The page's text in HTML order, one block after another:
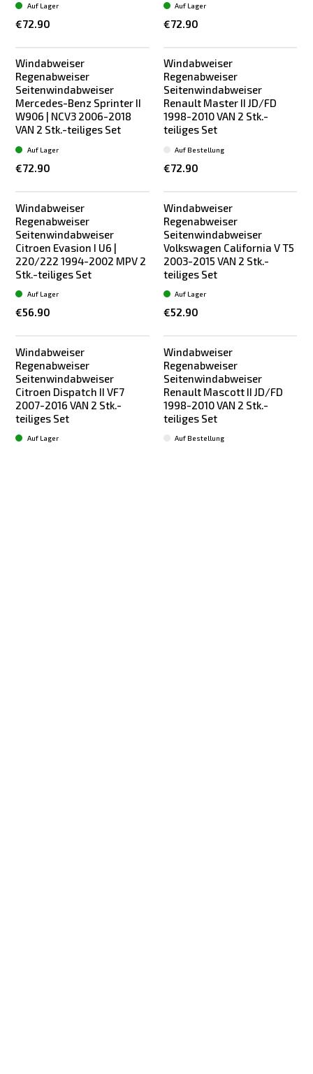
€72.90
Auf Lager
€72.90
Auf Lager
Windabweiser
Regenabweiser
Seitenwindabweiser
Mercedes-Benz Sprinter II
W906 | NCV3 2006-2018
VAN 2 Stk.-teiliges Set
€72.90
Auf Lager
Windabweiser
Regenabweiser
Seitenwindabweiser
Renault Master II JD/FD
1998-2010 VAN 2 Stk.-
teiliges Set
€72.90
Auf Bestellung
Windabweiser
Regenabweiser
Seitenwindabweiser
Citroen Evasion I U6 |
220/222 1994-2002 MPV 2
Stk.-teiliges Set
€56.90
Auf Lager
Windabweiser
Regenabweiser
Seitenwindabweiser
Volkswagen California V T5
2003-2015 VAN 2 Stk.-
teiliges Set
€52.90
Auf Lager
Windabweiser
Regenabweiser
Seitenwindabweiser
Citroen Dispatch II VF7
2007-2016 VAN 2 Stk.-
teiliges Set
Auf Lager
Windabweiser
Regenabweiser
Seitenwindabweiser
Renault Mascott II JD/FD
1998-2010 VAN 2 Stk.-
teiliges Set
Auf Bestellung